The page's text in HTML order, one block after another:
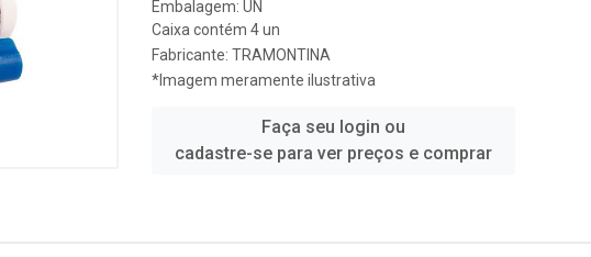
Embalagem: UN
Caixa contém 4 un
Fabricante: TRAMONTINA
*Imagem meramente ilustrativa
Faça seu login ou
cadastre-se para ver preços e comprar